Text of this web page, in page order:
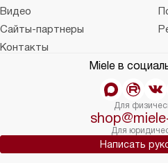
Видео
Сайты-партнеры
Контакты
Miele в
Для
Для
Написать